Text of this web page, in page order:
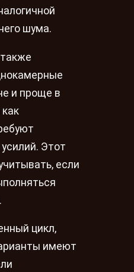
шума.
и проще в
как
Этот
если
цикл,
имеют